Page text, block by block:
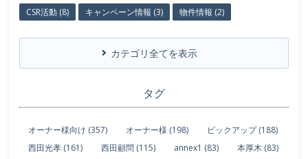
CSR活動 (8)
キャンペーン情報 (3) 物件情報 (2)
カテゴリ全てを表示
タグ
オーナー様向け (357) オーナー様 (198)
ピックアップ (188)
西田光孝 (161)
西田顧問 (115) annex1 (83)
本厚木 (83)